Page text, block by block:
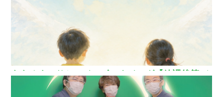
ああるまつりかレインボーウイング【放課後等デ
イサービス】